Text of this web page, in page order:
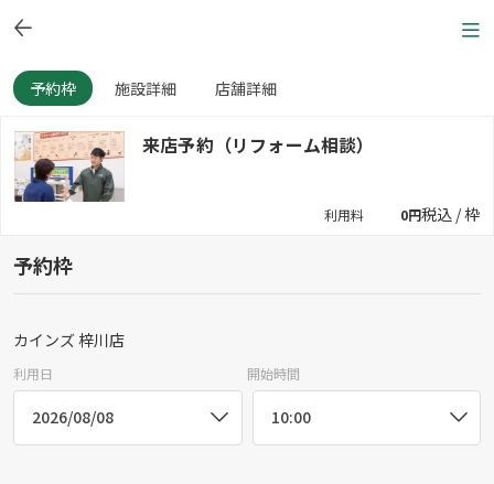
予約枠 施設詳細 店舗詳細
来店予約（リフォーム相談）
利用料 0円税込 / 枠
予約枠
カインズ 梓川店
利用日
2026/08/08
開始時間
10:00